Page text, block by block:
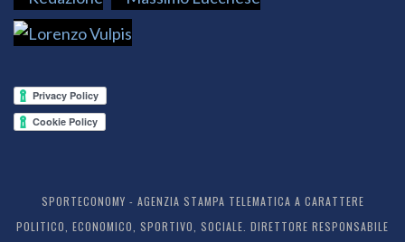
SPORTECONOMY - AGENZIA STAMPA TELEMATICA A CARATTERE
POLITICO, ECONOMICO, SPORTIVO, SOCIALE. DIRETTORE RESPONSABILE